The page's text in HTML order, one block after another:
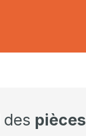
des pièces